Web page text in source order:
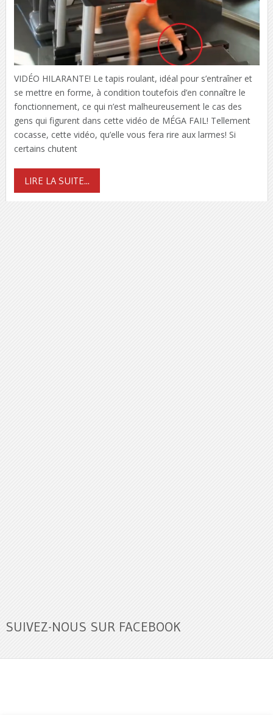
VIDÉO HILARANTE! Le tapis roulant, idéal pour s’entraîner et
se mettre en forme, à condition toutefois d’en connaître le
fonctionnement, ce qui n’est malheureusement le cas des
gens qui figurent dans cette vidéo de MÉGA FAIL! Tellement
cocasse, cette vidéo, qu’elle vous fera rire aux larmes! Si
certains chutent
LIRE LA SUITE...
SUIVEZ-NOUS SUR FACEBOOK